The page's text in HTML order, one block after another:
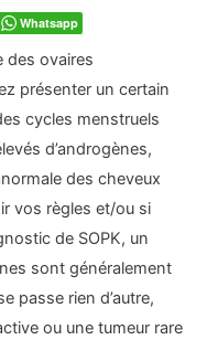
Whatsapp
des ovaires
présenter un certain
cycles menstruels
d’androgènes,
des cheveux
vos règles et/ou si
de SOPK, un
sont généralement
passe rien d’autre,
ou une tumeur rare